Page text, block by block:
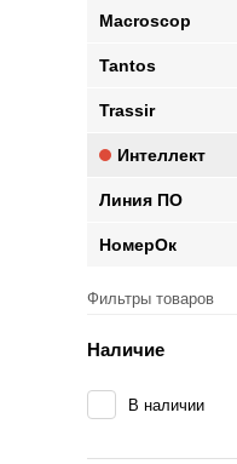
Macroscop
Tantos
Trassir
Интеллект
Линия ПО
НомерОк
Фильтры товаров
Наличие
В наличии